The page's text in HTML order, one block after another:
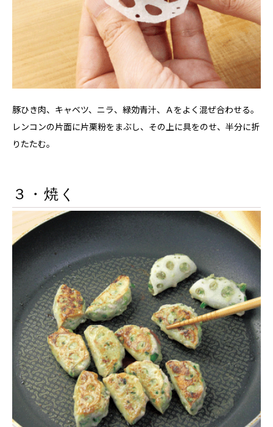
豚ひき肉、キャベツ、ニラ、緑効青汁、Ａをよく混ぜ合わせる。
レンコンの片面に片栗粉をまぶし、その上に具をのせ、半分に折
りたたむ。
３・焼く